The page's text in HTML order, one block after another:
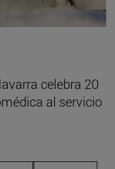
celebra 20
al servicio